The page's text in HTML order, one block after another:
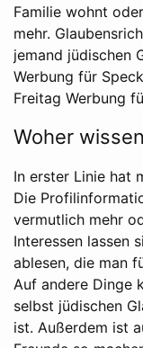
Familie wohnt
mehr.
jemand jüdischen
Werbung für
Freitag Werbung
Woher
In erster Linie hat
Die
vermutlich mehr
Interessen lassen
ablesen, die man
Auf andere Dinge
selbst jüdischen
ist. Außerdem ist